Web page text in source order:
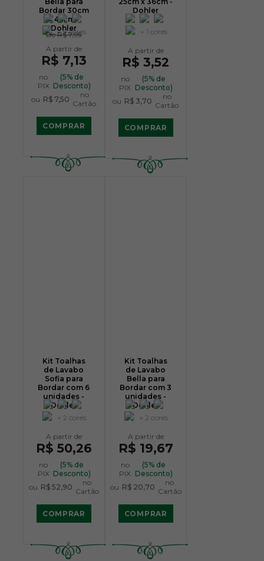
Bordar 30cm
x 45cm -
Dohler
+ 9 cores
DeR$ 7,95
R$ 7,13
no
PIX
(5% de
Desconto)
ou R$ 7,50
no
Cartão
COMPRAR
Dohler
+ 1 cores
R$ 3,52
no
PIX
(5% de
Desconto)
ou R$ 3,70
no
Cartão
COMPRAR
Kit Toalhas
de Lavabo
Sofia para
Bordar com 6
unidades -
Dohler
+ 2 cores
R$ 50,26
no
PIX
(5% de
Desconto)
ou R$ 52,90
no
Cartão
COMPRAR
Kit Toalhas
de Lavabo
Bella para
Bordar com 3
unidades -
Dohler
+ 2 cores
R$ 19,67
no
PIX
(5% de
Desconto)
ou R$ 20,70
no
Cartão
COMPRAR